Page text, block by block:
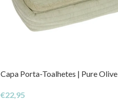
Capa Porta-Toalhetes | Pure Olive
€22,95